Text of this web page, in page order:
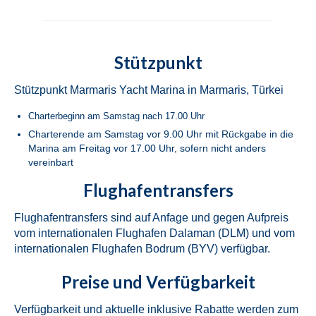
Beneteau Oceanis 46.1 Melissa in Fethiye
Beneteau Oceanis 48 Athena in Fethiye in
der Türkei
Jeanneau Sun Odyssey 490 Derya in
Fethiye in der Türkei
Beneteau Cyclades 50.5 Take Five in
Fethiye in der Türkei
Marmaris
in Marmaris in der Türkei
Fountaine Pajot Lucia 40 Quatour Coco D
Stützpunkt
Stützpunkt Marmaris Yacht Marina in Marmaris, Türkei
Charterbeginn am Samstag nach 17.00 Uhr
Charterende am Samstag vor 9.00 Uhr mit Rückgabe in die
Marina am Freitag vor 17.00 Uhr, sofern nicht anders
vereinbart
Flughafentransfers
Flughafentransfers sind auf Anfage und gegen Aufpreis
vom internationalen Flughafen Dalaman (DLM) und vom
internationalen Flughafen Bodrum (BYV) verfügbar.
Preise und Verfügbarkeit
Verfügbarkeit und aktuelle inklusive Rabatte werden zum